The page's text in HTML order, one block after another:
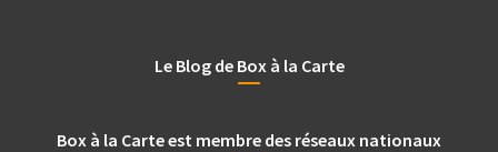
Le Blog de Box à la Carte
Box à la Carte est membre des réseaux nationaux